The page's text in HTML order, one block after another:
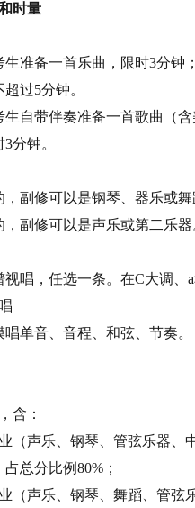
时量
准备一首乐曲，限时3分钟
过5分钟。
自带伴奏准备一首歌曲（
分钟。
副修可以是钢琴、器乐或舞
副修可以是声乐或第二乐器
唱，任选一条。在C大调、a
单音、音程、和弦、节奏。
含：
业（声乐、钢琴、管弦乐器、
总分比例80%；
业（声乐、钢琴、舞蹈、管弦